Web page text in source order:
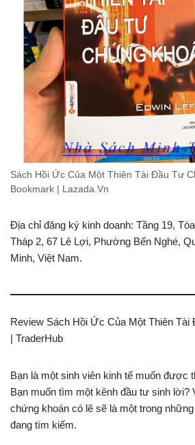
Sách Hồi Ức Của Một Thiên Tài Đầu Tư
Bookmark | Lazada.Vn
Địa chỉ đăng ký kinh doanh: Tầng 19,
Tháp 2, 67 Lê Lợi, Phường Bến Nghé,
Minh, Việt Nam.
Review Sách Hồi Ức Của Một Thiên
| TraderHub
Bạn là một sinh viên kinh tế muốn được
Bạn muốn tìm một kênh đầu tư sinh lời?
chứng khoán có lẽ sẽ là một trong
đang tìm kiếm.